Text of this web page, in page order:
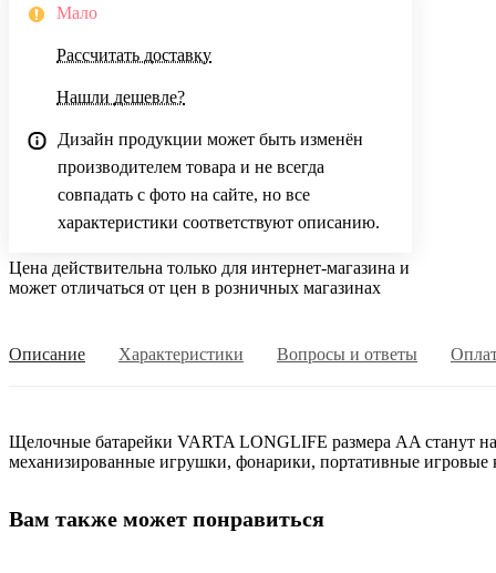
Мало
Рассчитать доставку
Нашли дешевле?
Дизайн продукции может быть изменён
производителем товара и не всегда
совпадать с фото на сайте, но все
характеристики соответствуют описанию.
Цена действительна только для интернет-магазина и
может отличаться от цен в розничных магазинах
Описание Характеристики Вопросы и ответы
Щелочные батарейки VARTA LONGLIFE размера AA станут
механизированные игрушки, фонарики, портативные игровые
Вам также может понравиться